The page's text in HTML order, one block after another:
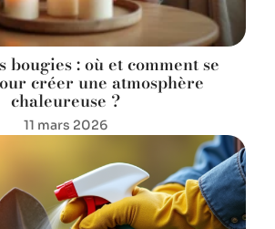
bougies : où et comment se
créer une atmosphère
chaleureuse ?
11 mars 2026